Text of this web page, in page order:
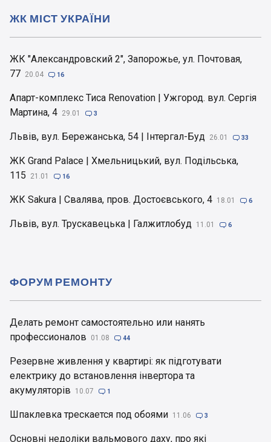
ЖК "Александровский 2", Запорожье, ул. Почтовая,
77 20.04  16
Апарт-комплекс Тиса Renovation | Ужгород. вул. Сергія
Мартина, 4 29.01  3
Львів, вул. Бережанська, 54 | Інтергал-Буд 26.01  33
ЖК Grand Palace | Хмельницький, вул. Подільська,
115
21.01  16
ЖК Sakura | Свалява, пров. Достоєвського, 4 18.01  6
Львів, вул. Трускавецька | Галжитлобуд 11.01  6
ЖК МІСТ УКРАЇНИ
Делать ремонт самостоятельно или нанять
профессионалов
01.08  44
Резервне живлення у квартирі: як підготувати
електрику до встановлення інвертора та
акумуляторів
10.07  1
Шпаклевка трескается под обоями 11.06  3
Основні недоліки вальмового даху, про які
ФОРУМ РЕМОНТУ